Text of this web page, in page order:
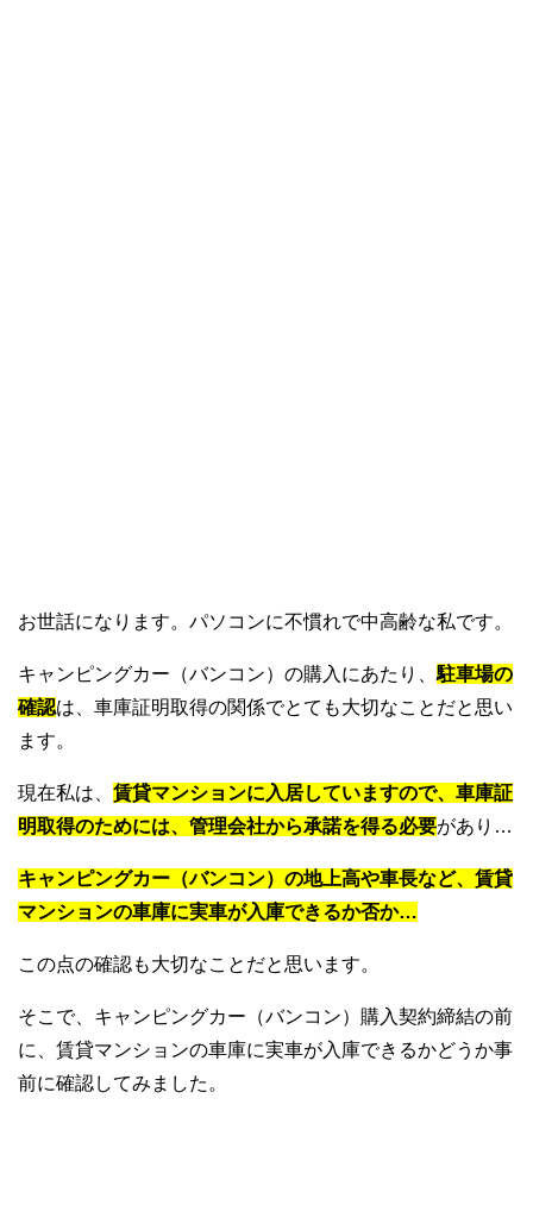
お世話になります。パソコンに不慣れで中高齢な私です。
キャンピングカー（バンコン）の購入にあたり、 駐車場の
確認は、車庫証明取得の関係でとても大切なことだと思い
ます。
現在私は、 賃貸マンションに入居していますので、車庫証
明取得のためには、管理会社から承諾を得る必要があり…
キャンピングカー（バンコン）の地上高や車長など、賃貸
マンションの車庫に実車が入庫できるか否か…
この点の確認も大切なことだと思います。
そこで、キャンピングカー（バンコン）購入契約締結の前
に、賃貸マンションの車庫に実車が入庫できるかどうか事
前に確認してみました。